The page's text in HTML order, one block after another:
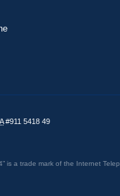
#911 5418 49
is a trade mark of the Internet